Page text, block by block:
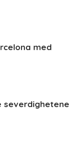
med
severdighetene